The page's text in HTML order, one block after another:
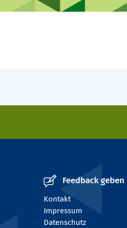
Feedback geben
Kontakt
Impressum
Datenschutz